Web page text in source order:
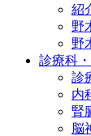
紹
野
野
診療科
診
内
腎
脳